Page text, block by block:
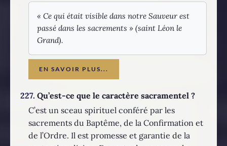
« Ce qui était visible dans notre Sauveur est
passé dans les sacrements » (saint Léon le
Grand).
EN SAVOIR PLUS...
227. Qu’est-ce que le caractère sacramentel ?
C’est un sceau spirituel conféré par les
sacrements du Baptême, de la Confirmation et
de l’Ordre. Il est promesse et garantie de la